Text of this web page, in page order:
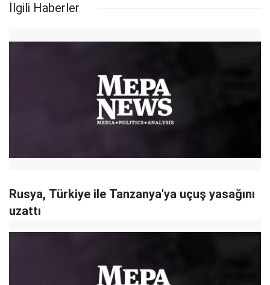
İlgili Haberler
Rusya, Türkiye ile Tanzanya'ya uçuş yasağını
uzattı